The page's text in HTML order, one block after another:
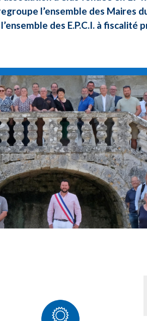
l’ensemble des
des E.P.C.I. à